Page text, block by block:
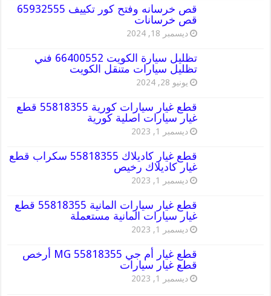
قص خرسانه وفتح كور تكييف 65932555
قص خرسانات
ديسمبر 18, 2024
تظليل سيارة الكويت 66400552 فني
تظليل سيارات متنقل الكويت
يونيو 28, 2024
قطع غيار سيارات كورية 55818355 قطع
غيار سيارات اصلية كورية
ديسمبر 1, 2023
قطع غيار كاديلاك 55818355 سكراب قطع
غيار كاديلاك رخيص
ديسمبر 1, 2023
قطع غيار سيارات المانية 55818355 قطع
غيار سيارات المانية مستعملة
ديسمبر 1, 2023
قطع غيار أم جي MG 55818355 أرخص
قطع غيار سيارات
ديسمبر 1, 2023